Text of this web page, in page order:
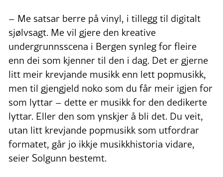
– Me satsar berre på vinyl, i tillegg til digitalt
sjølvsagt. Me vil gjere den kreative
undergrunnsscena i Bergen synleg for fleire
enn dei som kjenner til den i dag. Det er gjerne
litt meir krevjande musikk enn lett popmusikk,
men til gjengjeld noko som du får meir igjen for
som lyttar – dette er musikk for den dedikerte
lyttar. Eller den som ynskjer å bli det. Du veit,
utan litt krevjande popmusikk som utfordrar
formatet, går jo ikkje musikkhistoria vidare,
seier Solgunn bestemt.